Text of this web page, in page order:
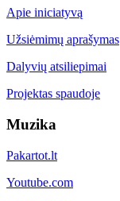
Apie iniciatyvą
Užsiėmimų aprašymas
Dalyvių atsiliepimai
Projektas spaudoje
Muzika
Pakartot.lt
Youtube.com